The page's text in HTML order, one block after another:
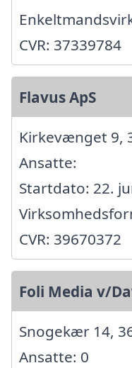
CVR: 37339784
Flavus ApS
Kirkevænget 9,
Ansatte:
Startdato: 22.
CVR: 39670372
Foli Media v/
Snogekær 14,
Ansatte: 0